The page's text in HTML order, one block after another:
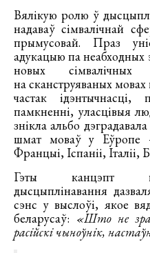
Вялікую ролю ў
надаваў сімвалічнай
прымусовай. Праз
адукацыю па неабходных
новых сімвалічных
на сканструяваных
частак ідэнтычнасці,
памкненні, уласцівыя
знікла альбо
шмат моваў у Еўропе
Францыі, Іспаніі, Італіі,
Гэты канцэпт
дысцыплінавання
сэнс у выслоўі, якое
беларусаў: «Што не
расійскі чыноўнік,